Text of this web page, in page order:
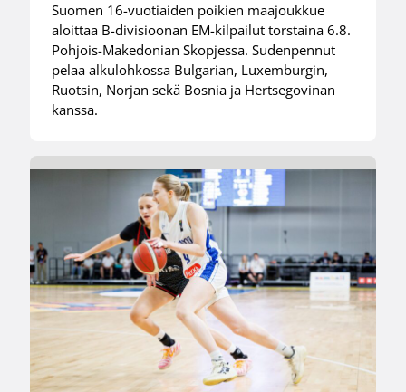
Suomen 16-vuotiaiden poikien maajoukkue
aloittaa B-divisioonan EM-kilpailut torstaina 6.8.
Pohjois-Makedonian Skopjessa. Sudenpennut
pelaa alkulohkossa Bulgarian, Luxemburgin,
Ruotsin, Norjan sekä Bosnia ja Hertsegovinan
kanssa.